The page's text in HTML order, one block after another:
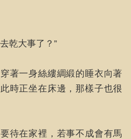
乾大事了？”
著一身絲縷綢緞的睡衣向著
時正坐在床邊，那樣子也很
待在家裡，若事不成會有馬